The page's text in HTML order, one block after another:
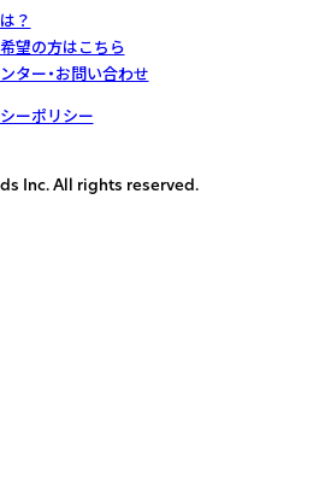
？
望の方はこちら
ター・お問い合わせ
ーポリシー
Inc. All rights reserved.